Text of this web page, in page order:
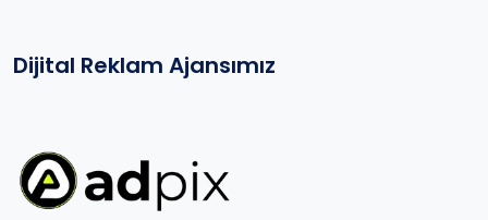
Dijital Reklam Ajansımız